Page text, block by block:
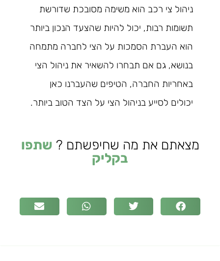
ניהול צי רכב הוא משימה מסובכת שדורשת
תשומות רבות, יכול להיות שהצעד הנכון ביותר
הוא העברת הסמכות על הצי לחברה מתמחה
בנושא, גם אם תבחרו להשאיר את ניהול הצי
באחריות החברה, הטיפים שהעברנו כאן
יכולים לסייע בניהול הצי על הצד הטוב ביותר.
מצאתם את מה שחיפשתם ? שתפו
בקליק